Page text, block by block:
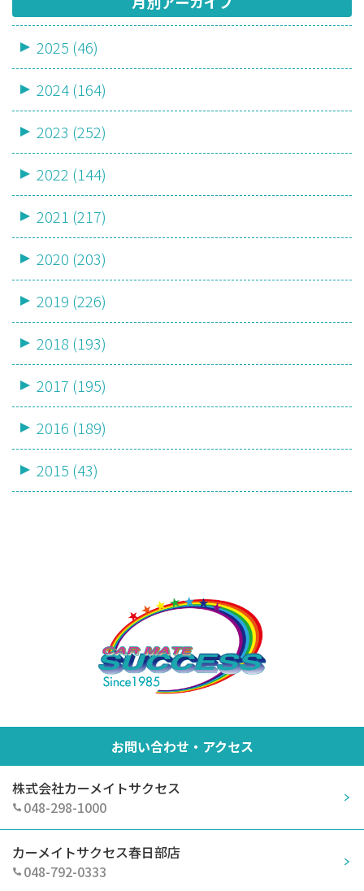
2025 (46)
2024 (164)
2023 (252)
2022 (144)
2021 (217)
2020 (203)
2019 (226)
2018 (193)
2017 (195)
2016 (189)
2015 (43)
お問い合わせ・アクセス
株式会社カーメイトサクセス
048-298-1000
カーメイトサクセス春日部店
048-792-0333